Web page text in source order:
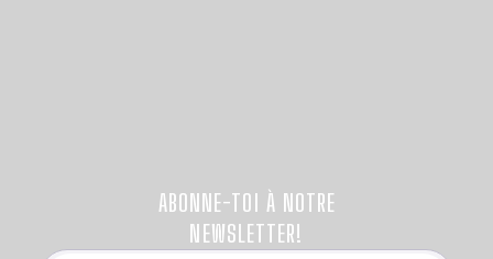
ABONNE-TOI À NOTRE
NEWSLETTER!